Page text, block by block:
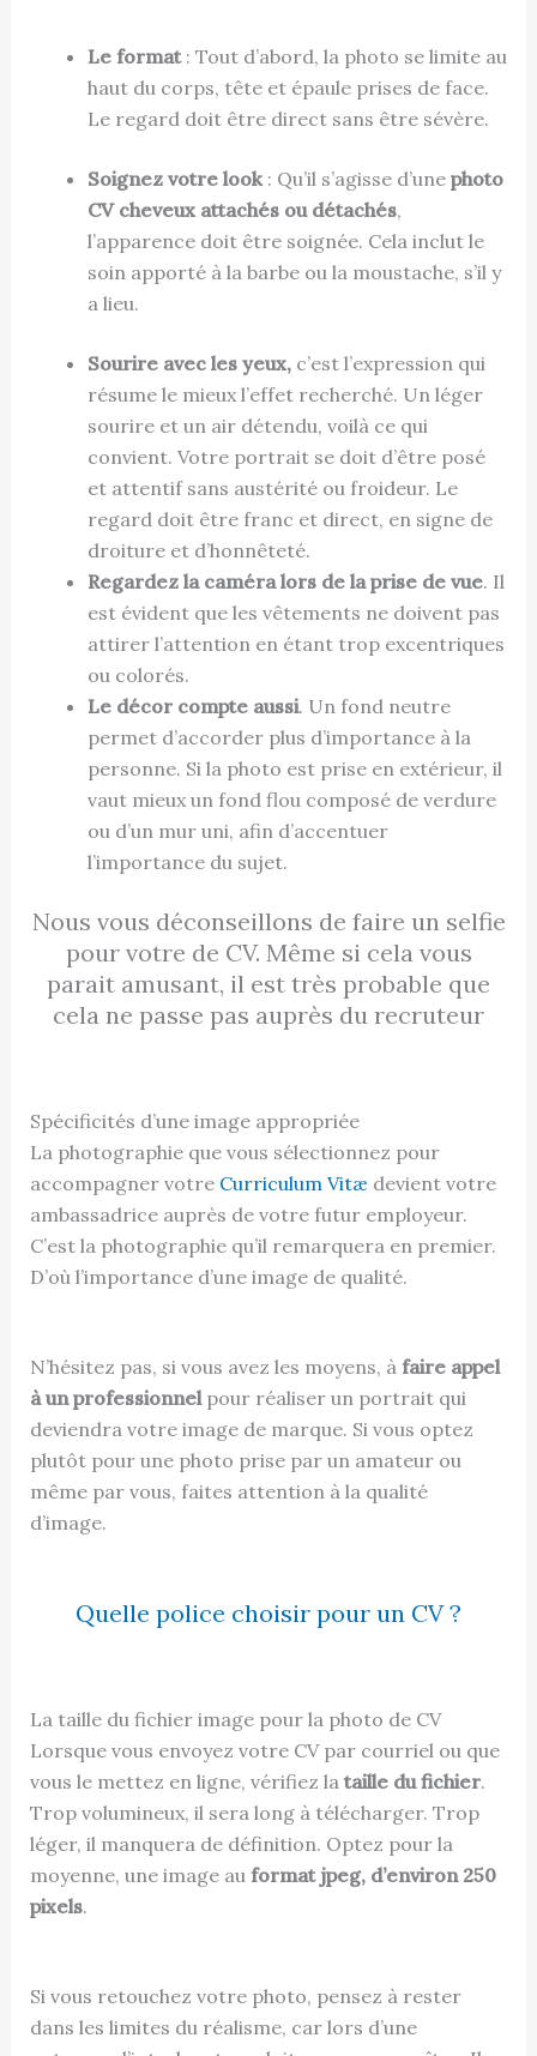
Le format: Tout d’abord, la photo se limite au
haut du corps, tête et épaule prises de face.
Le regard doit être direct sans être sévère.
Soignez votre look : Qu’il s’agisse d’une photo
CV cheveux attachés ou détachés,
l’apparence doit être soignée. Cela inclut le
soin apporté à la barbe ou la moustache, s’il y
a lieu.
Sourire avec les yeux,c’est l’expression qui
résume le mieux l’effet recherché. Un léger
sourire et un air détendu, voilà ce qui
convient. Votre portrait se doit d’être posé
et attentif sans austérité ou froideur. Le
regard doit être franc et direct, en signe de
droiture et d’honnêteté.
Regardez la caméra lors de la prise de vue. Il
est évident que les vêtements ne doivent pas
attirer l’attention en étant trop excentriques
ou colorés.
Le décor compte aussi. Un fond neutre
permet d’accorder plus d’importance à la
personne. Si la photo est prise en extérieur, il
vaut mieux un fond flou composé de verdure
ou d’un mur uni, afin d’accentuer
l’importance du sujet.
Nous vous déconseillons de faire un selfie
pour votre de CV. Même si cela vous
parait amusant, il est très probable que
cela ne passe pas auprès du recruteur
Spécificités d’une image appropriée
La photographie que vous sélectionnez pour
accompagner votre Curriculum Vitæ devient votre
ambassadrice auprès de votre futur employeur.
C’est la photographie qu’il remarquera en premier.
D’où l’importance d’une image de qualité.
N’hésitez pas, si vous avez les moyens, à faire appel
à un professionnelpour réaliser un portrait qui
deviendra votre image de marque. Si vous optez
plutôt pour une photo prise par un amateur ou
même par vous, faites attention à la qualité
d’image.
Quelle police choisir pour un CV ?
La taille du fichier image pour la photo de CV
Lorsque vous envoyez votre CV par courriel ou que
vous le mettez en ligne, vérifiez la taille du fichier.
Trop volumineux, il sera long à télécharger. Trop
léger, il manquera de définition. Optez pour la
moyenne, une image au format jpeg, d’environ 250
pixels.
Si vous retouchez votre photo, pensez à rester
dans les limites du réalisme, car lors d’une